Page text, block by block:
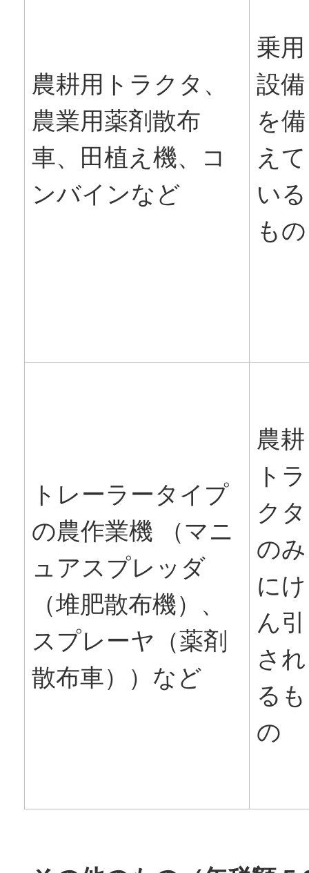
農耕用トラクタ、
農業用薬剤散布
車、田植え機、コ
ンバインなど
乗用
設備
を備
えて
いる
もの
トレーラータイプ
の農作業機 （マニ
ュアスプレッダ
（堆肥散布機）、
スプレーヤ（薬剤
散布車））など
農耕
トラ
クタ
のみ
にけ
ん引
され
るも
の